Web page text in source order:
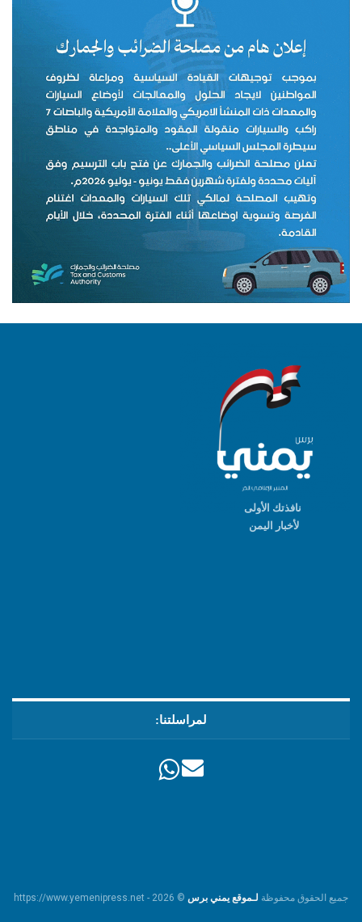
نافذتك الأولى
لأخبار اليمن
لمراسلتنا:
جميع الحقوق محفوظة لـموقع يمني برس © https://www.yemenipress.net - 2026